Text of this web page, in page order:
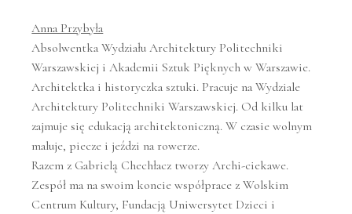
Anna Przybyła
Absolwentka Wydziału Architektury Politechniki
Warszawskiej i Akademii Sztuk Pięknych w Warszawie.
Architektka i historyczka sztuki. Pracuje na Wydziale
Architektury Politechniki Warszawskiej. Od kilku lat
zajmuje się edukacją architektoniczną. W czasie wolnym
maluje, piecze i jeździ na rowerze.
Razem z Gabrielą Chechłacz tworzy Archi-ciekawe.
Zespół ma na swoim koncie współprace z Wolskim
Centrum Kultury, Fundacją Uniwersytet Dzieci i